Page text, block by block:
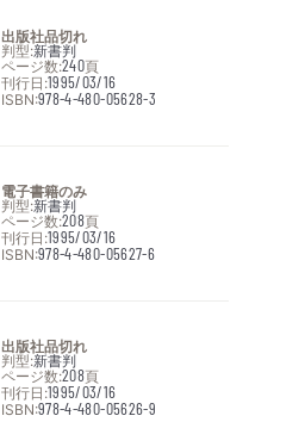
出版社品切れ
判型:新書判
ページ数:240頁
刊行日:1995/03/16
ISBN:978-4-480-05628-3
電子書籍のみ
判型:新書判
ページ数:208頁
刊行日:1995/03/16
ISBN:978-4-480-05627-6
出版社品切れ
判型:新書判
ページ数:208頁
刊行日:1995/03/16
ISBN:978-4-480-05626-9